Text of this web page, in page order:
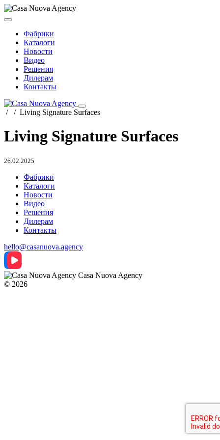
Фабрики
Каталоги
Новости
Видео
Решения
Дилерам
Контакты
/ / Living Signature Surfaces
Living Signature Surfaces
26.02.2025
Фабрики
Каталоги
Новости
Видео
Решения
Дилерам
Контакты
hello@casanuova.agency
Casa Nuova Agency
© 2026